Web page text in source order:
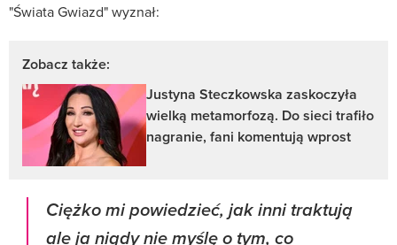
"Świata Gwiazd" wyznał:
Zobacz także:
Justyna Steczkowska zaskoczyła
wielką metamorfozą. Do sieci trafiło
nagranie, fani komentują wprost
Ciężko mi powiedzieć, jak inni traktują
ale ja nigdy nie myślę o tym, co